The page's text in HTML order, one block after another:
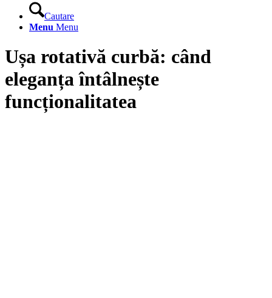
Cautare
Menu Menu
Ușa rotativă curbă: când
eleganța întâlnește
funcționalitatea